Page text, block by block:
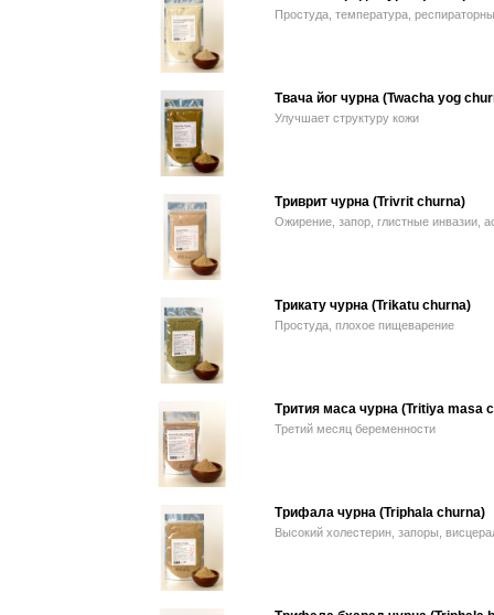
Простуда, температура,
Твача йог чурна (Twacha yog
Улучшает структуру кожи
Триврит чурна (Trivrit churna)
Ожирение, запор, глистные инвазии,
Трикату чурна (Trikatu churna)
Простуда, плохое пищеварение
Трития маса чурна (Tritiya masa
Третий месяц беременности
Трифала чурна (Triphala churna)
Высокий холестерин, запоры,